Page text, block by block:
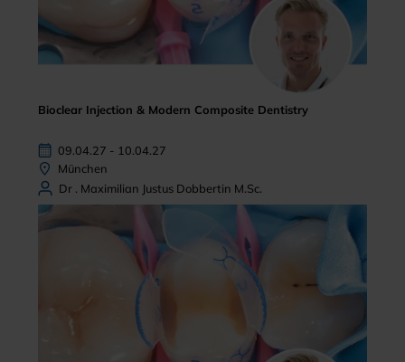
Bioclear Injection & Modern Composite Dentistry
09.04.27 - 10.04.27
München
Dr . Maximilian Justus Dobbertin M.Sc.